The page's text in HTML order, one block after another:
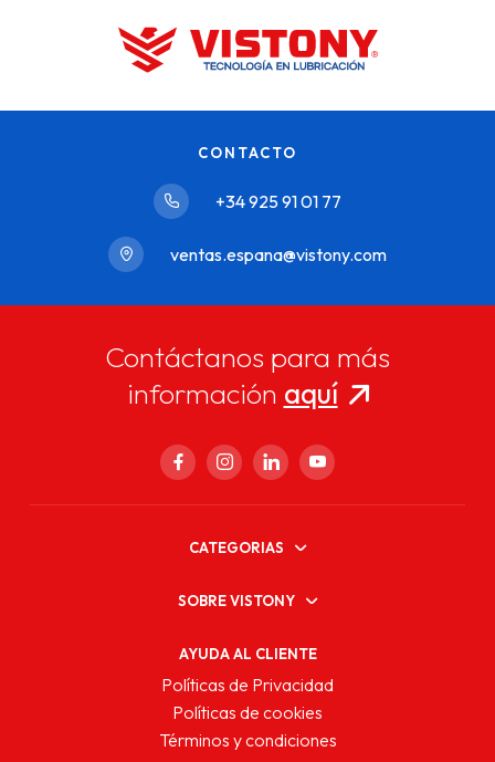
CONTACTO
+34 925 91 01 77
ventas.espana@vistony.com
Contáctanos para más
información aquí
CATEGORIAS
SOBRE VISTONY
AYUDA AL CLIENTE
Políticas de Privacidad
Políticas de cookies
Términos y condiciones